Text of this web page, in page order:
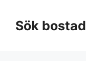
innehållSök bostad